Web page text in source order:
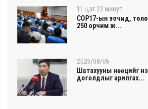
11 цаг 22 минут
COP17-ын зочид,
250 орчим ж...
2026/08/06
Шатахууны нөөцийг
доголдлыг арилгах...